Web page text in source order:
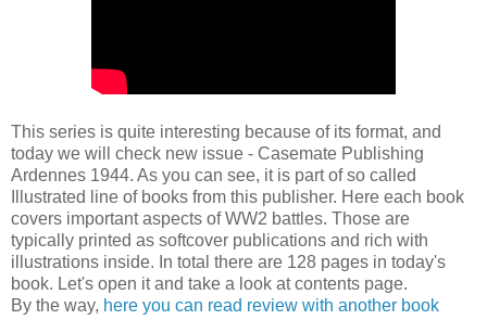
This series is quite interesting because of its format, and
today we will check new issue - Casemate Publishing
Ardennes 1944. As you can see, it is part of so called
Illustrated line of books from this publisher. Here each book
covers important aspects of WW2 battles. Those are
typically printed as softcover publications and rich with
illustrations inside. In total there are 128 pages in today's
book. Let's open it and take a look at contents page.
By the way, here you can read review with another book